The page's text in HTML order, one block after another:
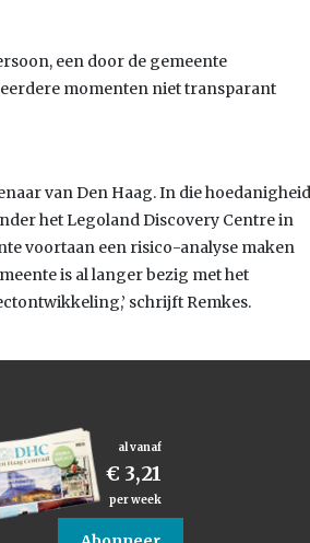
een door de gemeente
momenten niet transparant
van Den Haag. In die hoedanigheid
het Legoland Discovery Centre in
voortaan een risico-analyse maken
is al langer bezig met het
schrijft Remkes.
al vanaf
€ 3,21
per week